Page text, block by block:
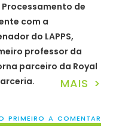
de
com a
do LAPPS,
professor da
parceiro da Royal
MAIS >
PRIMEIRO A COMENTAR